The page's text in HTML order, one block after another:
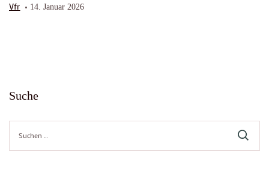
Vfr 14. Januar 2026
Suche
Suche
nach: